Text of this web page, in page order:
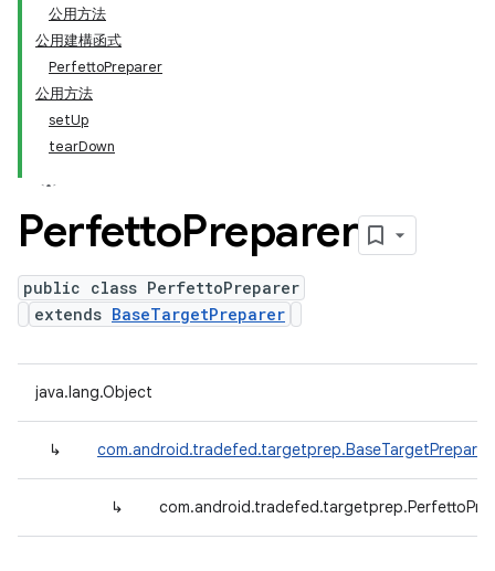
公用方法
公用建構函式
PerfettoPreparer
公用方法
setUp
tearDown
PerfettoPreparer
public class PerfettoPreparer
extends BaseTargetPreparer
java.lang.Object
↳ com.android.tradefed.targetprep.BaseTargetPreparer
↳